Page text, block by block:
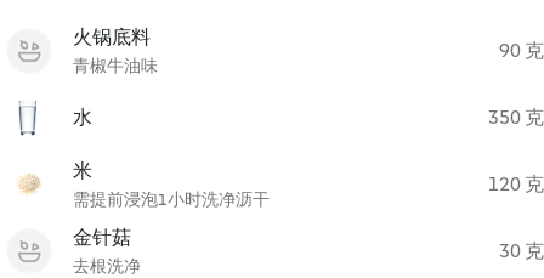
火锅底料
青椒牛油味
90 克
水 350 克
米
需提前浸泡1小时洗净沥干
120 克
金针菇
去根洗净
30 克